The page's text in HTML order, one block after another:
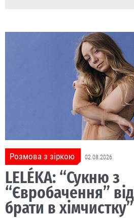
Розмова з зіркою 02.08.2026
LELÉKA: “Сукню з
“Євробачення”
брати в хімчистку”